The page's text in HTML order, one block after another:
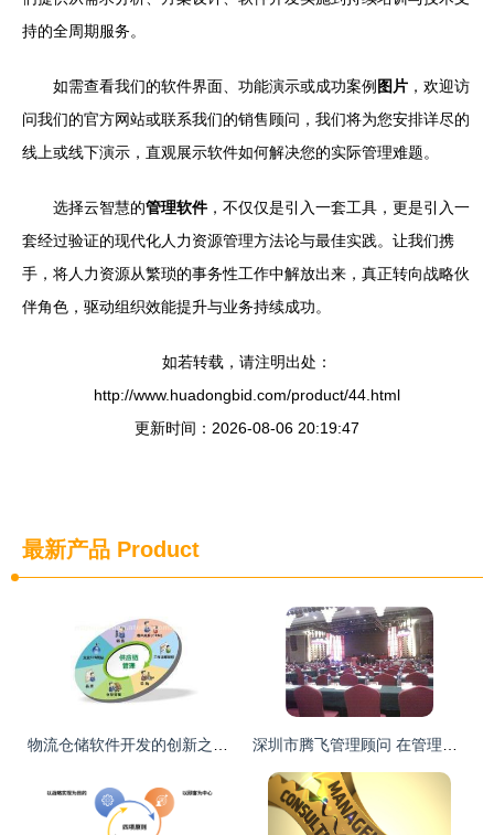
持的全周期服务。
如需查看我们的软件界面、功能演示或成功案例 图片 ，欢迎访
问我们的官方网站或联系我们的销售顾问，我们将为您安排详尽的
线上或线下演示，直观展示软件如何解决您的实际管理难题。
选择云智慧的管理软件，不仅仅是引入一套工具，更是引入一
套经过验证的现代化人力资源管理方法论与最佳实践。让我们携
手，将人力资源从繁琐的事务性工作中解放出来，真正转向战略伙
伴角色，驱动组织效能提升与业务持续成功。
如若转载，请注明出处：
http://www.huadongbid.com/product/44.html
更新时间：2026-08-06 20:19:47
最新产品 Product